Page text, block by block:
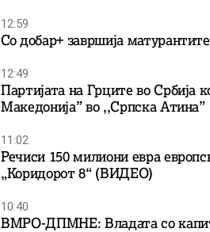
12:59
Со добар+ завршија
12:49
Партијата на Грците во Србија
Македонија” во ,,Српска Атина”
11:02
Речиси 150 милиони евра
„Коридорот 8“ (ВИДЕО)
10:40
ВМРО-ДПМНЕ: Владата со